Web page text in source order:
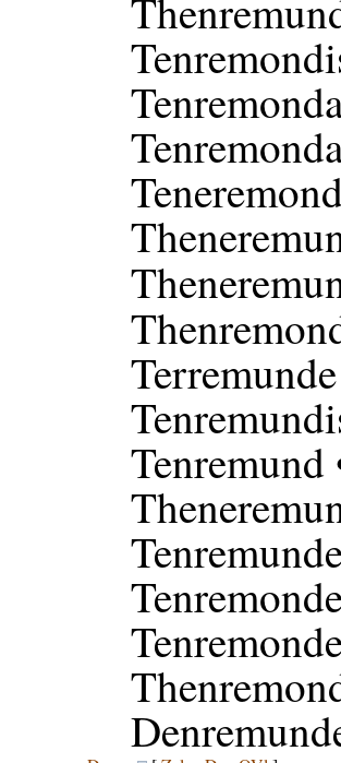
Terremunde
Tenremund